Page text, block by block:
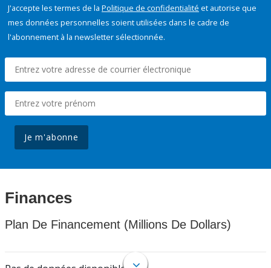
J'accepte les termes de la Politique de confidentialité et autorise que
mes données personnelles soient utilisées dans le cadre de
l'abonnement à la newsletter sélectionnée.
Je m'abonne
Finances
Plan De Financement (Millions De Dollars)